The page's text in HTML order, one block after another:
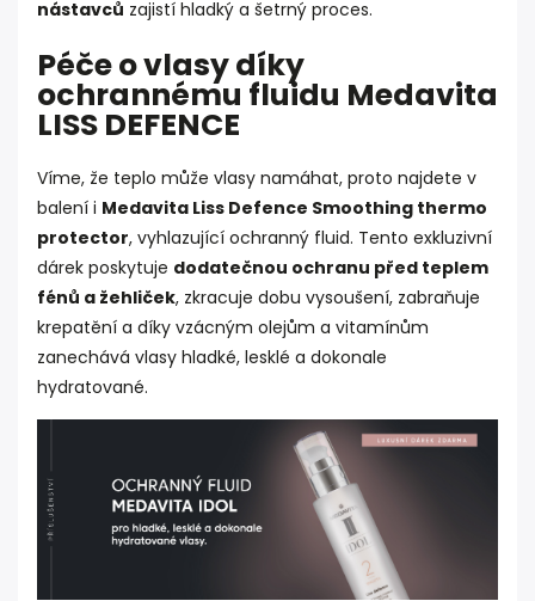
nástavců zajistí hladký a šetrný proces.
Péče o vlasy díky
ochrannému fluidu Medavita
LISS DEFENCE
Víme, že teplo může vlasy namáhat, proto najdete v
balení i Medavita Liss Defence Smoothing thermo
protector, vyhlazující ochranný fluid. Tento exkluzivní
dárek poskytuje dodatečnou ochranu před teplem
fénů a žehliček, zkracuje dobu vysoušení, zabraňuje
krepatění a díky vzácným olejům a vitamínům
zanechává vlasy hladké, lesklé a dokonale
hydratované.